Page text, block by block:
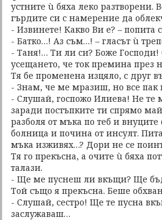
устните ù бяха леко
гърдите си с намерение да
- Извинете! Какво Ви е? – попита
- Батко…! Аз съм…! – гласът ù
- Таня!… Ти ли си? Боже
усещането, че ток премина през
Тя бе променена изцяло, с друг
- Знам, че ме мразиш, но все
- Слушай, госпожо Илиева! Не те
заради постъпките ти спрямо
разболя от мъка по теб и
болница и почина от инсулт.
мъка изживях…? Дори не се
Тя го прекъсна, а очите ù бяха
талази.
- Ще ме пуснеш ли вкъщи? Ще
Той също я прекъсна. Беше
- Слушай, сестро! Ще те пусна
заслужаваш…